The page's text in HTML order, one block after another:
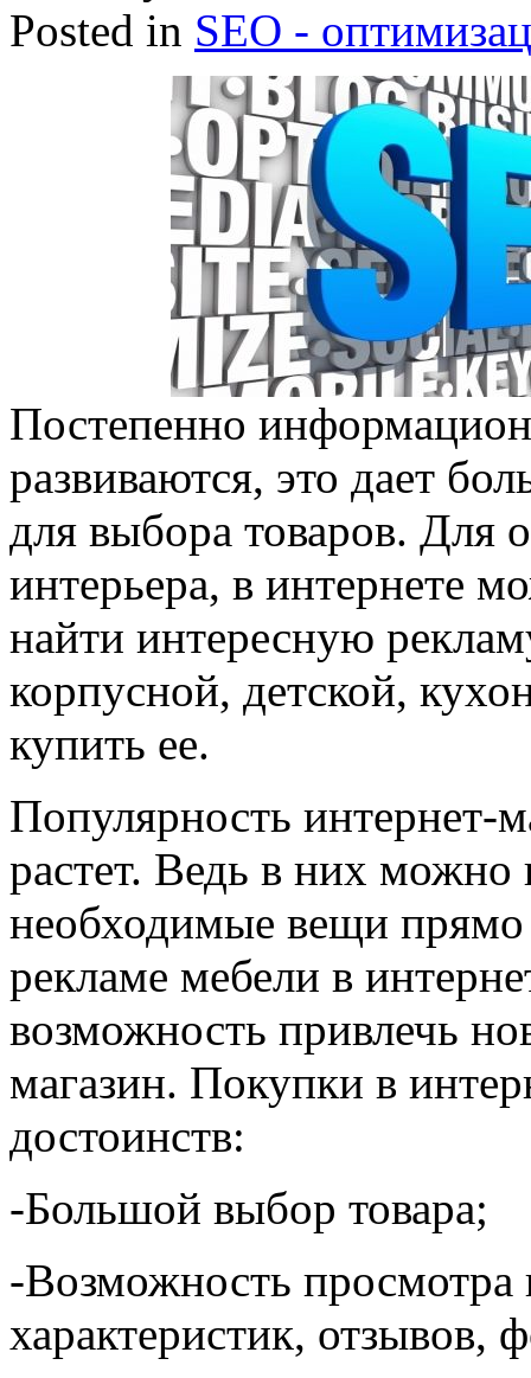
Posted in SEO -
Постепенно
развиваются, это дает
для выбора товаров. Для
интерьера, в интернете
найти интересную
корпусной, детской,
купить ее.
Популярность интернет-
растет. Ведь в них можно
необходимые вещи прямо
рекламе мебели в
возможность привлечь
магазин. Покупки в
достоинств:
-Большой выбор товара;
-Возможность
характеристик, отзывов,